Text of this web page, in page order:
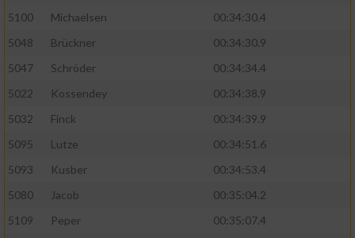
5100
Michaelsen
00:34:30.4
5048
Brückner
00:34:30.9
5047
Schröder
00:34:34.4
5022
Kossendey
00:34:38.9
5032
Finck
00:34:39.9
5095
Lutze
00:34:51.6
5093
Kusber
00:34:53.4
5080
Jacob
00:35:04.2
5109
Peper
00:35:07.4